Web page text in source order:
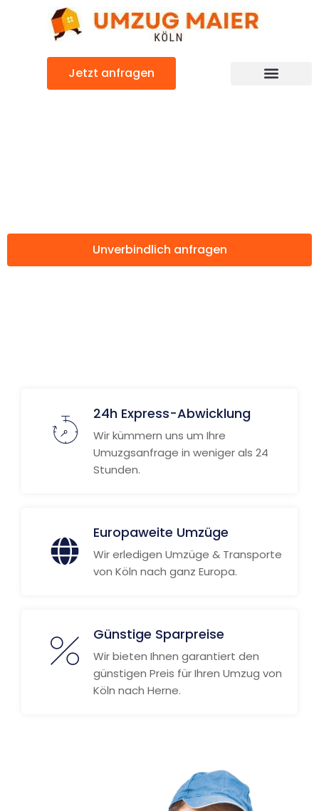
Jetzt anfragen
Unverbindlich anfragen
24h Express-Abwicklung
Wir kümmern uns um Ihre
Umuzgsanfrage in weniger als 24
Stunden.
Europaweite Umzüge
Wir erledigen Umzüge & Transporte
von Köln nach ganz Europa.
Günstige Sparpreise
Wir bieten Ihnen garantiert den
günstigen Preis für Ihren Umzug von
Köln nach Herne.